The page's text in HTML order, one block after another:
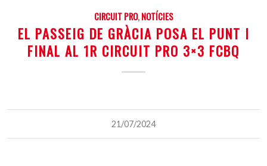
CIRCUIT PRO,NOTÍCIES
EL PASSEIG DE GRÀCIA POSA EL PUNT I
FINAL AL 1R CIRCUIT PRO 3×3 FCBQ
21/07/2024